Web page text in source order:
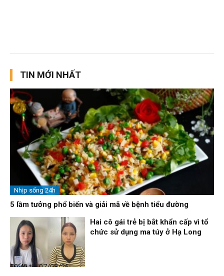
TIN MỚI NHẤT
Nhịp sống 24h
5 lầm tưởng phổ biến và giải mã về bệnh tiểu đường
Điểm tin
07/08/26, 10:40
Hai cô gái trẻ bị bắt khẩn cấp vì tổ
chức sử dụng ma túy ở Hạ Long